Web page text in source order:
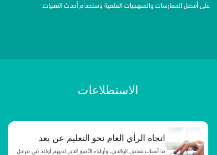
على أفضل الممارسات والمنهجيات العلمية باستخدام أحدث التقنيات.
الاستطلاعات
تصور المجتمع لرؤية المملكة 2030
التعرف على آراء السعوديين تجاه أوضاعهم الشخصية، وأوضاع البلد